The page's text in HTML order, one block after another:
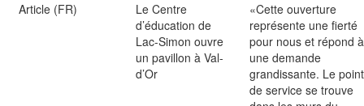
Article (FR)
Le Centre
d’éducation de
Lac-Simon ouvre
un pavillon à Val-
d’Or
«Cette ouverture
représente une fierté
pour nous et répond à
une demande
grandissante. Le point
de service se trouve